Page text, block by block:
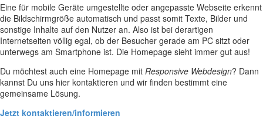
Eine für mobile Geräte umgestellte oder angepasste Webseite erkennt
die Bildschirmgröße automatisch und passt somit Texte, Bilder und
sonstige Inhalte auf den Nutzer an. Also ist bei derartigen
Internetseiten völlig egal, ob der Besucher gerade am PC sitzt oder
unterwegs am Smartphone ist. Die Homepage sieht immer gut aus!
Du möchtest auch eine Homepage mit Responsive Webdesign? Dann
kannst Du uns hier kontaktieren und wir finden bestimmt eine
gemeinsame Lösung.
Jetzt kontaktieren/informieren